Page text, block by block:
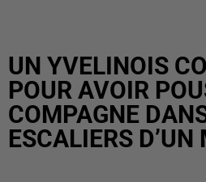
UN YVELINOIS
POUR AVOIR
COMPAGNE
ESCALIERS